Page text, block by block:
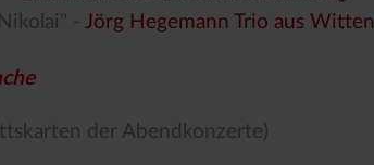
- Jörg Hegemann Trio aus Witten
der Abendkonzerte)